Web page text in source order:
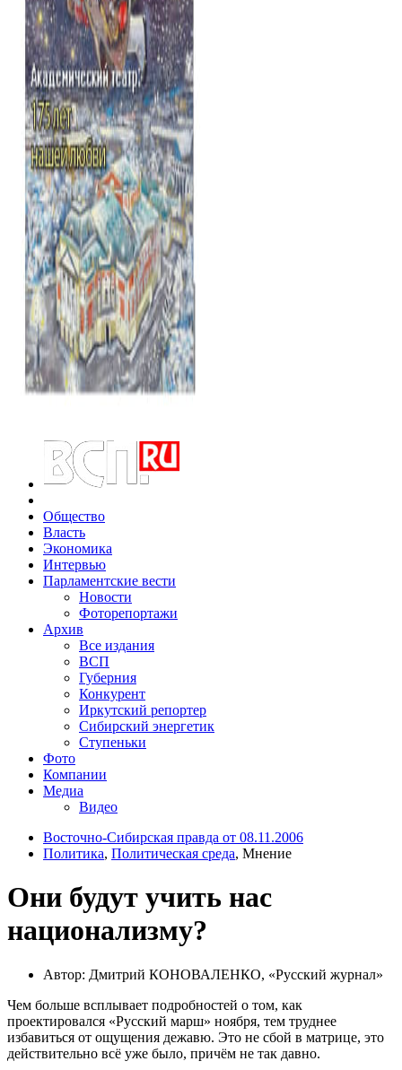
Общество
Власть
Экономика
Интервью
Парламентские вести
Новости
Фоторепортажи
Архив
Все издания
ВСП
Губерния
Конкурент
Иркутский репортер
Сибирский энергетик
Ступеньки
Фото
Компании
Медиа
Видео
Восточно-Сибирская правда от 08.11.2006
Политика, Политическая среда, Мнение
Они будут учить нас
национализму?
Автор: Дмитрий КОНОВАЛЕНКО, «Русский журнал»
Чем больше всплывает подробностей о том, как
проектировался «Русский марш» ноября, тем труднее
избавиться от ощущения дежавю. Это не сбой в матрице, это
действительно всё уже было, причём не так давно.